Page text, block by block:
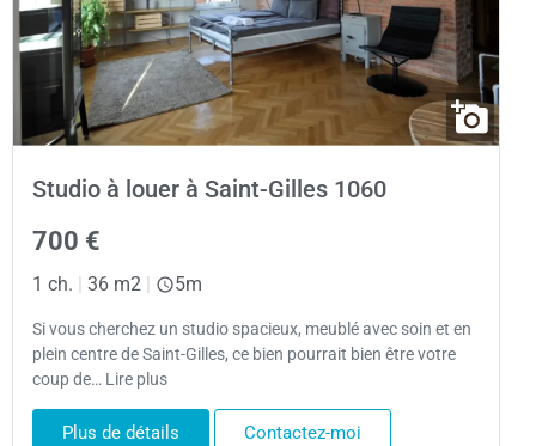
Studio à louer à Saint-Gilles 1060
700 €
1 ch. 36 m2 5m
Si vous cherchez un studio spacieux, meublé avec soin et en
plein centre de Saint-Gilles, ce bien pourrait bien être votre
coup de… Lire plus
Plus de détails Contactez-moi